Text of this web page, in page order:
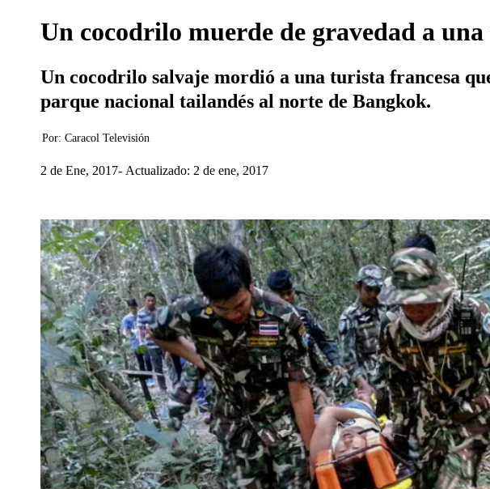
Un cocodrilo muerde de gravedad a
Un cocodrilo salvaje mordió a una turista francesa
parque nacional tailandés al norte de Bangkok.
Por: Caracol Televisión
2 de Ene, 2017 Actualizado: 2 de ene, 2017